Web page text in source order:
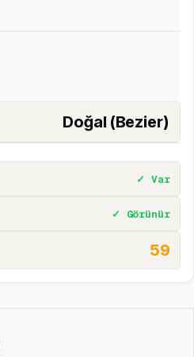
Doğal (Bezier)
✓ Var
✓ Görünür
59